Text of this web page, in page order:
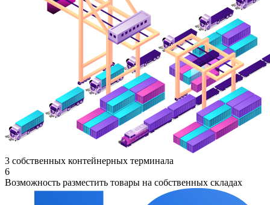
3 собственных контейнерных терминала
6
Возможность разместить товары на собственных складах